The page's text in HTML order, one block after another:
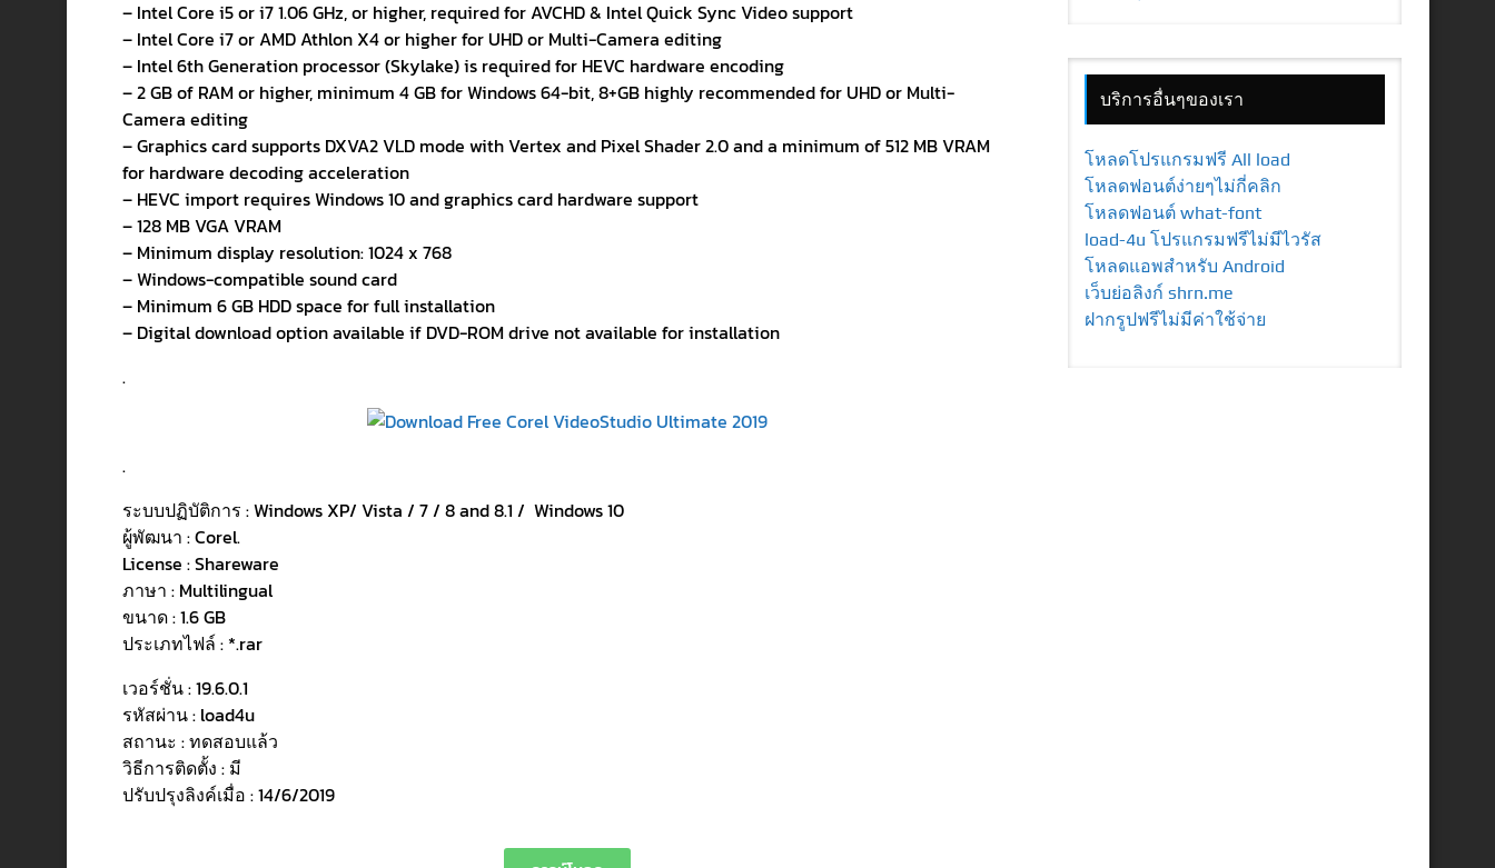
– Intel Core i5 or i7 1.06 GHz, or higher, required for AVCHD & Intel Quick Sync Video support
– Intel Core i7 or AMD Athlon X4 or higher for UHD or Multi-Camera editing
– Intel 6th Generation processor (Skylake) is required for HEVC hardware encoding
– 2 GB of RAM or higher, minimum 4 GB for Windows 64-bit, 8+GB highly recommended for UHD or Multi-
Camera editing
– Graphics card supports DXVA2 VLD mode with Vertex and Pixel Shader 2.0 and a minimum of 512 MB VRAM
for hardware decoding acceleration
– HEVC import requires Windows 10 and graphics card hardware support
– 128 MB VGA VRAM
– Minimum display resolution: 1024 x 768
– Windows-compatible sound card
– Minimum 6 GB HDD space for full installation
– Digital download option available if DVD-ROM drive not available for installation
.
.
ระบบปฏิบัติการ : Windows XP/ Vista / 7 / 8 and 8.1 / Windows 10
ผู้พัฒนา : Corel.
License : Shareware
ภาษา : Multilingual
ขนาด : 1.6 GB
ประเภทไฟล์ : *.rar
เวอร์ชั่น : 19.6.0.1
รหัสผ่าน : load4u
สถานะ : ทดสอบแล้ว
วิธีการติดตั้ง : มี
ปรับปรุงลิงค์เมื่อ : 14/6/2019
บริการอื่นๆของเรา
โหลดโปรแกรมฟรี All load
โหลดฟอนต์ง่ายๆไม่กี่คลิก
โหลดฟอนต์ what-font
load-4u โปรแกรมฟรีไม่มีไวรัส
โหลดแอพสำหรับ Android
เว็บย่อลิงก์ shrn.me
ฝากรูปฟรีไม่มีค่าใช้จ่าย